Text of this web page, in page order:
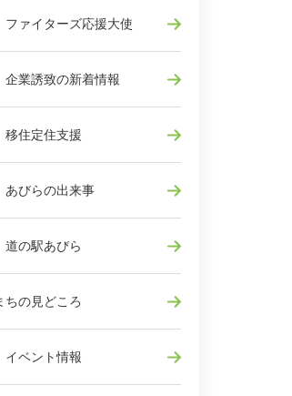
ファイターズ応援大使
企業誘致の新着情報
移住定住支援
あびらの出来事
道の駅あびら
ちの見どころ
イベント情報